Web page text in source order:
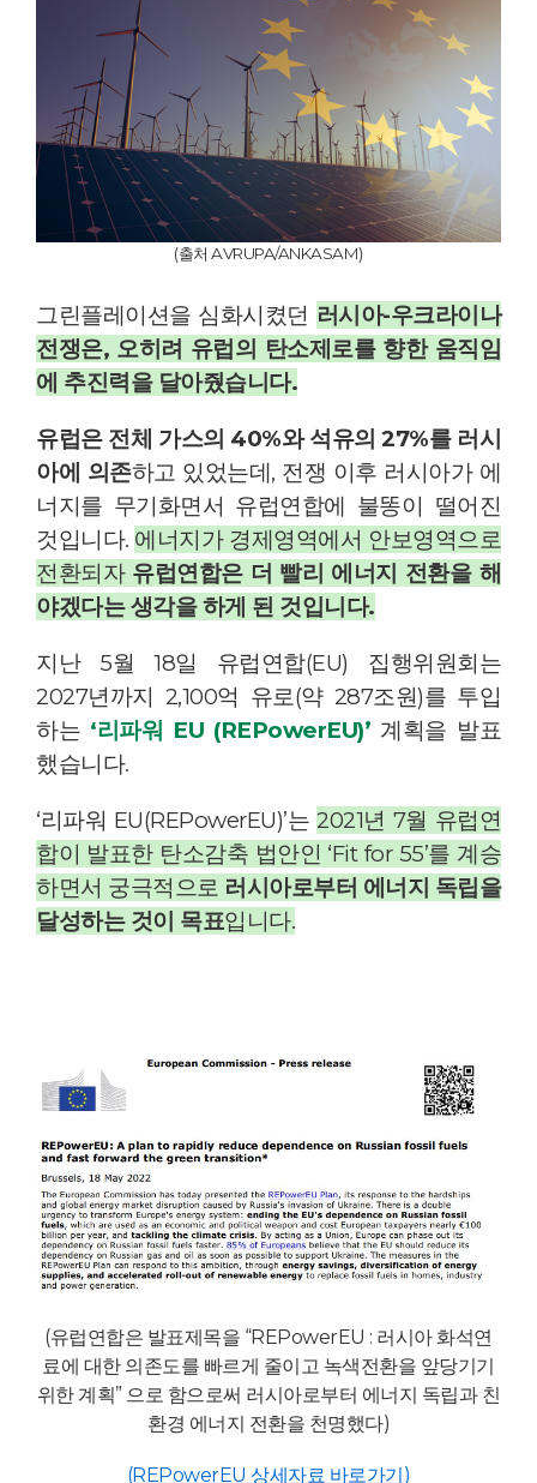
(출처 AVRUPA/ANKASAM)
그린플레이션을 심화시켰던 러시아-우크라이나
전쟁은, 오히 려 유럽의 탄소제로를 향한 움직임
에 추진력을 달아줬습니다.
유럽은 전체 가스의 40%와 석유의 27%를 러시
아에 의존하고 있었는데, 전쟁 이후 러시아가 에
너지를 무기화면서 유럽연합에 불똥이 떨어진
것입니다. 에너지가 경제영역에서 안보영역으로
전환되자 유럽연합은 더 빨리 에너지 전환을 해
야겠다는 생각을 하게 된 것입니다.
지난 5월 18일 유럽연합(EU) 집행위원회는
2027년까지 2,100억 유로(약 287조원)를 투입
하는 ‘리파워 EU (REPowerEU)’ 계획을 발표
했습니다.
‘리파워 EU(REPowerEU)’는2021년 7월 유럽연
합이 발표한 탄소감축 법안인 ‘Fit for 55’를 계승
하면서 궁극적으로 러시아로부터 에너지 독립을
달성하는 것이 목표입니다.
(유럽연합은 발표제목을 “REPowerEU : 러시아 화석연
료에 대한 의존도를 빠르게 줄이고 녹색전환을 앞당기기
위한 계획” 으로 함으로써 러시아로부터 에너지 독립과 친
환경 에너지 전환을 천명했다)
(REPowerEU 상세자료 바로가기)